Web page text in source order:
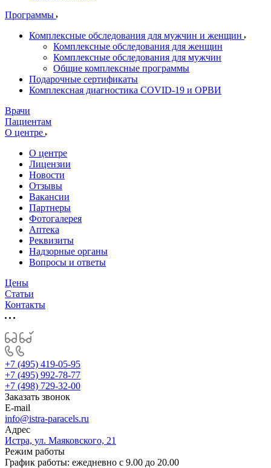
Программы
Комплексные обследования для мужчин и женщин
Комплексные обследования для женщин
Комплексные обследования для мужчин
Общие комплексные программы
Подарочные сертификаты
Комплексная диагностика COVID-19 и ОРВИ
Врачи
Пациентам
О центре
О центре
Лицензии
Новости
Отзывы
Вакансии
Партнеры
Фотогалерея
Аптека
Реквизиты
Надзорные органы
Вопросы и ответы
Цены
Статьи
Контакты
+7 (495) 419-05-95
+7 (495) 992-78-77
+7 (498) 729-32-00
Заказать звонок
E-mail
info@istra-paracels.ru
Адрес
Истра, ул. Маяковского, 21
Режим работы
График работы: ежедневно с 9.00 до 20.00